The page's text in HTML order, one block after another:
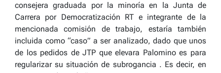
consejera graduada por la minoría en la Junta de
Carrera por Democratización RT e integrante de la
mencionada comisión de trabajo, estaría también
incluida como “caso” a ser analizado, dado que unos
de los pedidos de JTP que elevara Palomino es para
regularizar su situación de subrogancia . Es decir, en